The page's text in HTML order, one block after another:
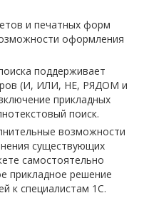
и печатных форм
оформления
поддерживает
(И, ИЛИ, НЕ, РЯДОМ и
прикладных
поиск.
возможности
существующих
самостоятельно
прикладное решение
к специалистам 1С.